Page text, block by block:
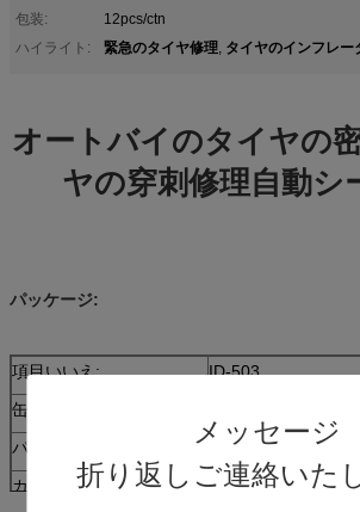
メッセージ
折り返しご連絡いた
包装:
12pcs/ctn
ハイライト:
緊急のタイヤ修理, タイヤのインフレ
オートバイのタイヤの
ヤの穿刺修理自動シ
パッケージ:
項目いいえ:
ID-503
缶のサイズ:
パッケージ:
12pcs/ctn
カートンのサイズ:
275x205x290 mm